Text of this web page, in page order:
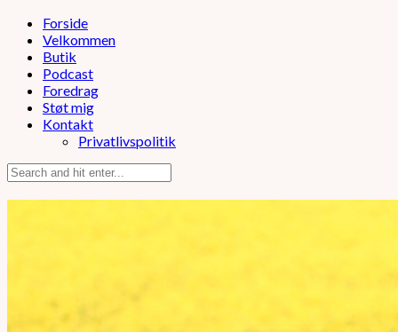
Forside
Velkommen
Butik
Podcast
Foredrag
Støt mig
Kontakt
Privatlivspolitik